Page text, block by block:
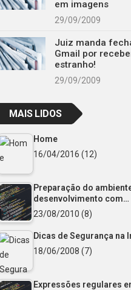
em imagens
29/09/2009
Juiz manda
Gmail por
estranho!
29/09/2009
MAIS LIDOS
Home
16/04/2016 (12)
Preparação do
desenvolvimento com…
23/08/2010 (8)
Dicas de Segurança na
18/06/2008 (7)
Expressões regulares